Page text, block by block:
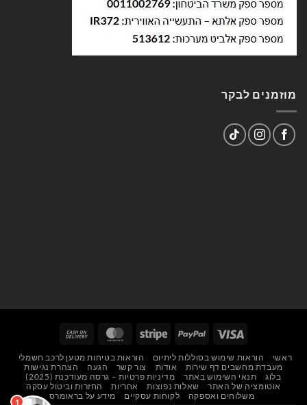
מוזמנים לבקר
Visa
PayPal
Stripe
MasterCard
Delivery
ראשי הוראות שימוש בסוללות ליתיום
הוראות בטיחות מטען לרכב חשמלי
מעבדת מחשבים דף שירות
אודות צור קשר הגעה
הצהרת נגישות
בלוג
תנאי השימוש באתר
מדיניות פרטיות – גרסה מעודכנת (2025)
אוטומציה של האתר
שאלות נפוצות אחריות
החזרות וביטול עסקה
משלוחים ואספקה
לקוחות עסקיים מידע על בראומרס